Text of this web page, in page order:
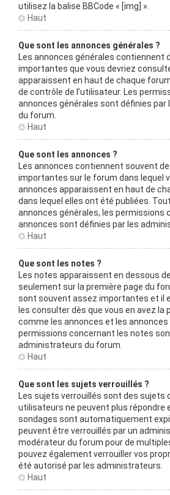
utilisez la balise BBCode « [img] ».
Haut
Que sont les annonces générales ?
Les annonces générales contiennent
importantes que vous devriez
apparaissent en haut de chaque
de contrôle de l’utilisateur. Les
annonces générales sont définies
du forum.
Haut
Que sont les annonces ?
Les annonces contiennent souvent
importantes sur le forum dans lequel
annonces apparaissent en haut de
dans lequel elles ont été publiées.
annonces générales, les permissions
annonces sont définies par les
Haut
Que sont les notes ?
Les notes apparaissent en dessous
seulement sur la première page du
sont souvent assez importantes et il
les consulter dès que vous en avez la
comme les annonces et les annonces
permissions concernant les notes
administrateurs du forum.
Haut
Que sont les sujets verrouillés ?
Les sujets verrouillés sont des sujets
utilisateurs ne peuvent plus répondre
sondages sont automatiquement
peuvent être verrouillés par un
modérateur du forum pour de
pouvez également verrouiller vos
été autorisé par les administrateurs.
Haut